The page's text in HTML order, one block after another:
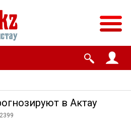
в Актау
2399